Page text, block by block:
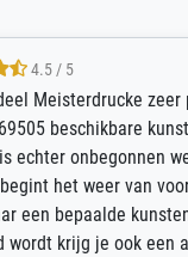
4.5 / 5
Meisterdrucke zeer
beschikbare
echter onbegonnen
het weer van
een bepaalde
wordt krijg je ook een